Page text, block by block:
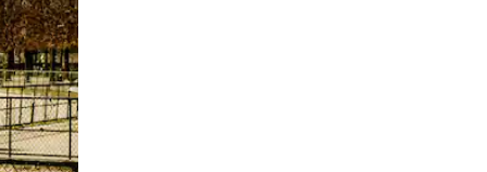
glisser.